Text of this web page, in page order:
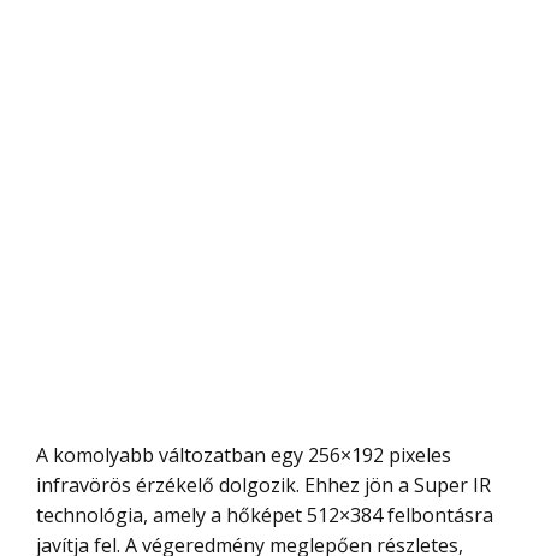
A komolyabb változatban egy 256×192 pixeles
infravörös érzékelő dolgozik. Ehhez jön a Super IR
technológia, amely a hőképet 512×384 felbontásra
javítja fel. A végeredmény meglepően részletes,